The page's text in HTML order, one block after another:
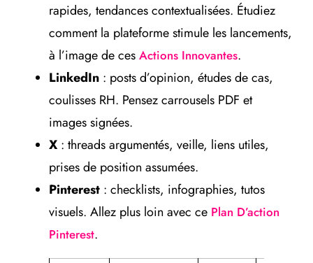
rapides, tendances contextualisées. Étudiez
comment la plateforme stimule les lancements,
à l’image de ces Actions Innovantes.
LinkedIn : posts d’opinion, études de cas,
coulisses RH. Pensez carrousels PDF et
images signées.
X : threads argumentés, veille, liens utiles,
prises de position assumées.
Pinterest : checklists, infographies, tutos
visuels. Allez plus loin avec ce Plan D’action
Pinterest.